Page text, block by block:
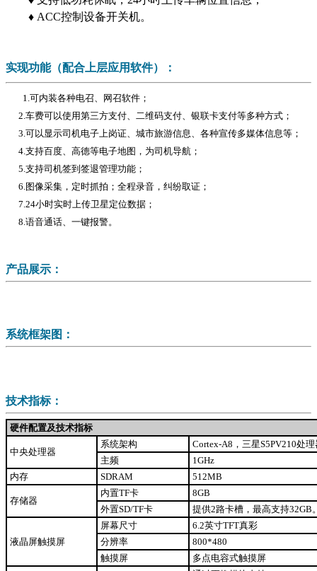
♦ ACC控制设备开关机。
实现功能（配合上层应用软件）：
1.可内装各种电召、网召软件；
2.车费可以使用第三方支付、二维码支付、银联卡支付等多种方式；
3.可以显示司机电子上岗证、城市旅游信息、各种宣传多媒体信息等；
4.支持百度、高德等电子地图，为司机导航；
5.支持司机签到签退管理功能；
6.图像采集，定时抓拍；全程录音，纠纷取证；
7.24小时实时上传卫星定位数据；
8.语音通话、一键报警。
产品展示：
系统框架图：
技术指标：
硬件配置及技术指标
中央处理器
系统架构
Cortex-A8，三星S5PV210处理
主频
1GHz
内存
SDRAM 512MB
存储器
内置TF卡
8GB
外置SD/TF卡
提供2路卡槽，最高支持32GB
液晶屏触摸屏
屏幕尺寸
6.2英寸TFT真彩
分辨率
800*480
触摸屏
多点电容式触摸屏